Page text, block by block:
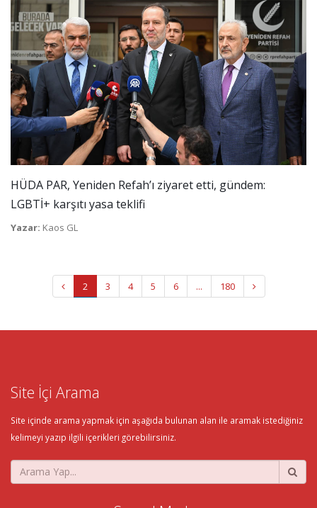
HÜDA PAR, Yeniden Refah’ı ziyaret etti, gündem:
LGBTİ+ karşıtı yasa teklifi
Yazar: Kaos GL
2 3 4 5 6 ... 180
Site İçi Arama
Site içinde arama yapmak için aşağıda bulunan alan ile aramak istediğiniz
kelimeyi yazıp ilgili içerikleri görebilirsiniz.